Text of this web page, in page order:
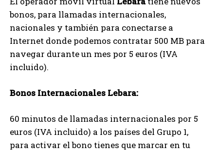
bonos, para llamadas internacionales,
nacionales y también para conectarse a
Internet donde podemos contratar 500 MB para
navegar durante un mes por 5 euros (IVA
incluido).
Bonos Internacionales Lebara:
60 minutos de llamadas internacionales por 5
euros (IVA incluido) a los países del Grupo 1,
para activar el bono tienes que marcar en tu